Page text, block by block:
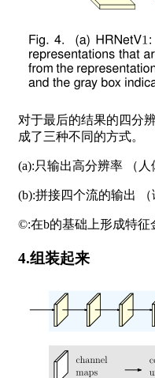
对于最后的结果的四分
成了三种不同的方式。
(a):只输出高分辨率 （人
(b):拼接四个流的输出 （
©:在b的基础上形成特征
4.组装起来